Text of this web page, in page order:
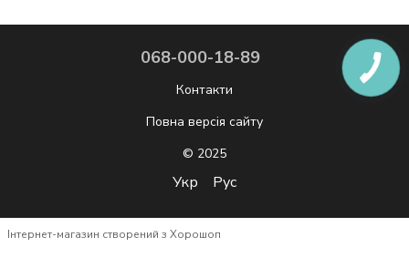
068-000-18-89
Контакти
Повна версія сайту
© 2025
Укр Рус
Інтернет-магазин створений з Хорошоп